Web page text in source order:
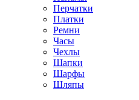
Перчатки
Платки
Ремни
Часы
Чехлы
Шапки
Шарфы
Шляпы